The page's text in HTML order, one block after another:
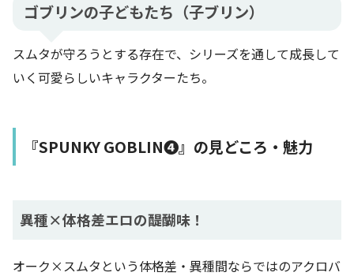
ゴブリンの子どもたち（子ブリン）
スムタが守ろうとする存在で、シリーズを通して成長して
いく可愛らしいキャラクターたち。
『SPUNKY GOBLIN❹』の見どころ・魅力
異種×体格差エロの醍醐味！
オーク×スムタという体格差・異種間ならではのアクロバ